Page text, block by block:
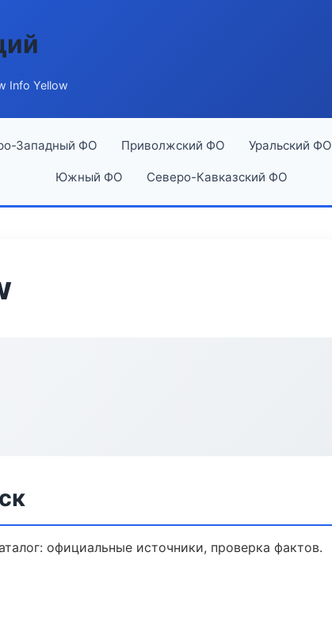
Info Yellow
Западный ФО Приволжский ФО Уральский ФО
Южный ФО Северо-Кавказский ФО
официальные источники, проверка фактов.